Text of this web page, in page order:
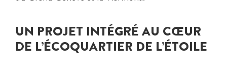
UN PROJET INTÉGRÉ AU CŒUR
DE L’ÉCOQUARTIER DE L’ÉTOILE